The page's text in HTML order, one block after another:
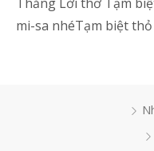
mi-sa nhéTạm biệt